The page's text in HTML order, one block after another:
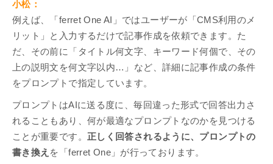
小松：
例えば、「ferret One AI」ではユーザーが「CMS利用のメ
リット」と入力するだけで記事作成を依頼できます。た
だ、その前に「タイトル何文字、キーワード何個で、その
上の説明文を何文字以内…」など、詳細に記事作成の条件
をプロンプトで指定しています。
プロンプトはAIに送る度に、毎回違った形式で回答出力さ
れることもあり、何が最適なプロンプトなのかを見つける
ことが重要です。 正しく回答されるように、プロンプトの
書き換え を「ferret One」が行っております。